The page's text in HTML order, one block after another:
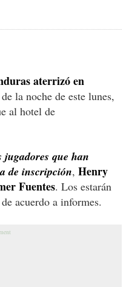
aterrizó en
la noche de este lunes,
al hotel de
jugadores que han
de inscripción, Henry
Fuentes. Los estarán
acuerdo a informes.